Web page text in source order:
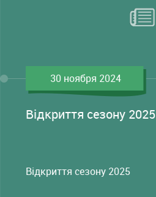
30 ноября 2024
Відкриття сезону 2025
Відкриття сезону 2025